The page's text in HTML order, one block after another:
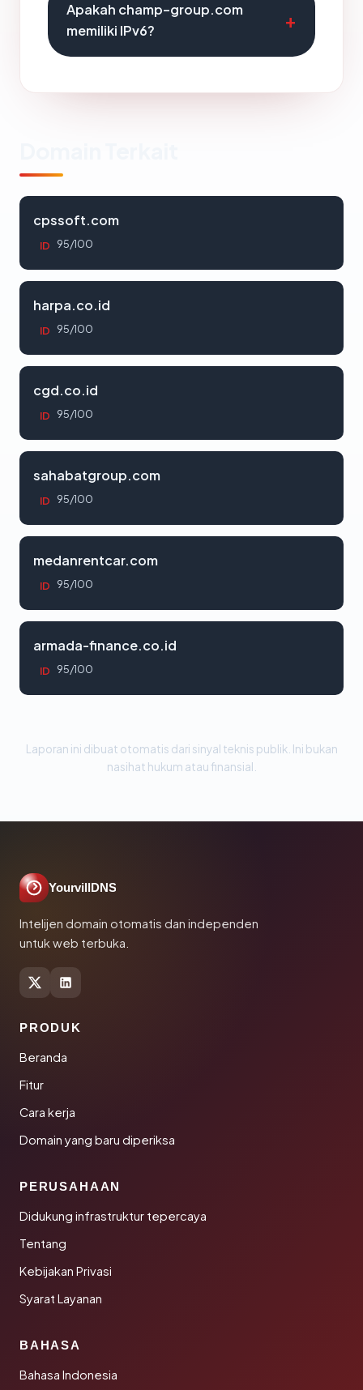
Apakah champ-group.com
memiliki IPv6?
cpssoft.com
ID 95/100
harpa.co.id
ID 95/100
cgd.co.id
ID 95/100
sahabatgroup.com
ID 95/100
medanrentcar.com
ID 95/100
armada-finance.co.id
ID 95/100
Laporan ini dibuat otomatis dari sinyal teknis publik. Ini bukan
nasihat hukum atau finansial.
YourvillDNS
Intelijen domain otomatis dan independen
untuk web terbuka.
PRODUK
Beranda
Fitur
Cara kerja
Domain yang baru diperiksa
PERUSAHAAN
Didukung infrastruktur tepercaya
Tentang
Kebijakan Privasi
Syarat Layanan
BAHASA
Bahasa Indonesia